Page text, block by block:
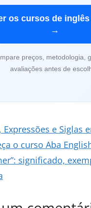
os cursos de
→
preços, metodologia,
avaliações antes de
Expressões e Siglas
o curso Aba
significado,